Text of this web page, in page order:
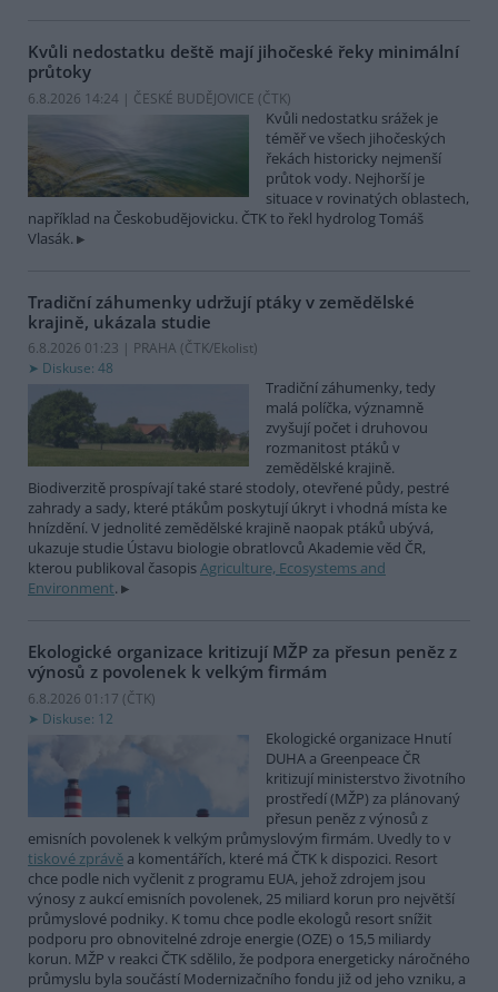
Kvůli nedostatku deště mají jihočeské řeky minimální
průtoky
6.8.2026 14:24 | ČESKÉ BUDĚJOVICE (ČTK)
Kvůli nedostatku srážek je
téměř ve všech jihočeských
řekách historicky nejmenší
průtok vody. Nejhorší je
situace v rovinatých oblastech,
například na Českobudějovicku. ČTK to řekl hydrolog Tomáš
Vlasák.
Tradiční záhumenky udržují ptáky v zemědělské
krajině, ukázala studie
6.8.2026 01:23 | PRAHA (ČTK/Ekolist)
Diskuse: 48
Tradiční záhumenky, tedy
malá políčka, významně
zvyšují počet i druhovou
rozmanitost ptáků v
zemědělské krajině.
Biodiverzitě prospívají také staré stodoly, otevřené půdy, pestré
zahrady a sady, které ptákům poskytují úkryt i vhodná místa ke
hnízdění. V jednolité zemědělské krajině naopak ptáků ubývá,
ukazuje studie Ústavu biologie obratlovců Akademie věd ČR,
kterou publikoval časopisAgriculture, Ecosystems and
Environment.
Ekologické organizace kritizují MŽP za přesun peněz z
výnosů z povolenek k velkým firmám
6.8.2026 01:17 (ČTK)
Diskuse: 12
Ekologické organizace Hnutí
DUHA a Greenpeace ČR
kritizují ministerstvo životního
prostředí (MŽP) za plánovaný
přesun peněz z výnosů z
emisních povolenek k velkým průmyslovým firmám. Uvedly to v
tiskové zprávě a komentářích, které má ČTK k dispozici. Resort
chce podle nich vyčlenit z programu EUA, jehož zdrojem jsou
výnosy z aukcí emisních povolenek, 25 miliard korun pro největší
průmyslové podniky. K tomu chce podle ekologů resort snížit
podporu pro obnovitelné zdroje energie (OZE) o 15,5 miliardy
korun. MŽP v reakci ČTK sdělilo, že podpora energeticky náročného
průmyslu byla součástí Modernizačního fondu již od jeho vzniku, a